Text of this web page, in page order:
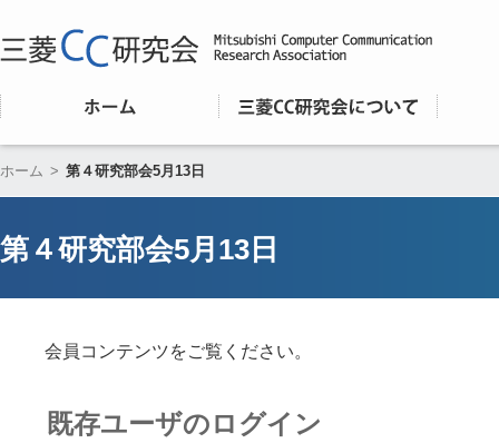
ホーム > 第４研究部会5月13日
第４研究部会5月13日
会員コンテンツをご覧ください。
既存ユーザのログイン